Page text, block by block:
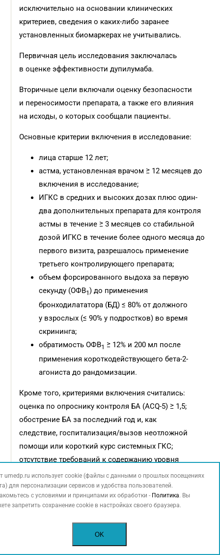
исключительно на основании клинических
критериев, сведения о каких-либо заранее
установленных биомаркерах не учитывались.
Первичная цель исследования заключалась
в оценке эффективности дупилумаба.
Вторичные цели включали оценку безопасности
и переносимости препарата, а также его влияния
на исходы, о которых сообщали пациенты.
Основные критерии включения в исследование:
лица старше 12 лет;
астма, установленная врачом ≥ 12 месяцев до
включения в исследование;
ИГКС в средних и высоких дозах плюс один-
два дополнительных препарата для контроля
астмы в течение ≥ 3 месяцев со стабильной
дозой ИГКС в течение более одного месяца до
первого визита, разрешалось применение
третьего контролирующего препарата;
объем форсированного выдоха за первую
секунду (ОФВ1) до применения
бронходилататора (БД) ≤ 80% от должного
у взрослых (≤ 90% у подростков) во время
скрининга;
обратимость ОФВ1 ≥ 12% и 200 мл после
применения короткодействующего бета-2-
агониста до рандомизации.
Кроме того, критериями включения считались:
оценка по опроснику контроля БА (ACQ-5) ≥ 1,5;
обострение БА за последний год и, как
следствие, госпитализация/вызов неотложной
помощи или короткий курс системных ГКС;
отсутствие требований к содержанию уровня
эозинофилов крови или каких-либо других
биомаркеров 2-го типа воспаления.
Критерии невключения:
umedp.ru использует cookie (файлы с данными о прошлых посещениях
для персонализации сервисов и удобства пользователей.
с условиями и принципами их обработки - Политика. Вы
запретить сохранение cookie в настройках своего браузера.
OK